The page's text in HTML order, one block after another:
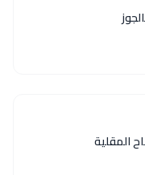
المقلية